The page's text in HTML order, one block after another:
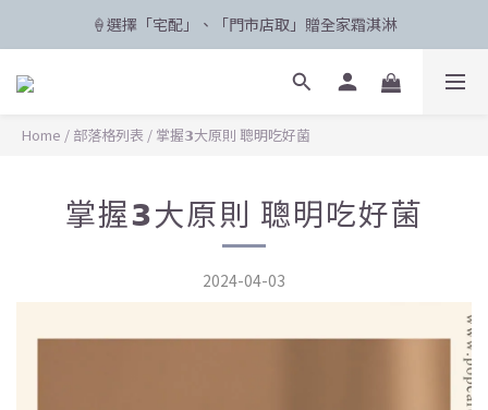
🛸 聯名限定登場 POPCARE×KINGJUN
🍦選擇「宅配」、「門市店取」贈全家霜淇淋
🛸 聯名限定登場 POPCARE×KINGJUN
Home / 部落格列表 / 掌握𝟯大原則 聰明吃好菌
掌握𝟯大原則 聰明吃好菌
2024-04-03